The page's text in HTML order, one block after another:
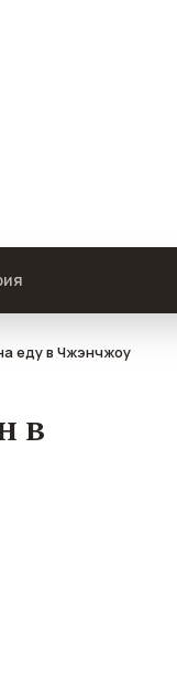
еду в Чжэнчжоу
в